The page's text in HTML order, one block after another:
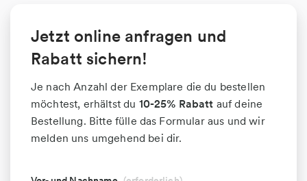
Jetzt online anfragen und
Rabatt sichern!
Je nach Anzahl der Exemplare die du bestellen
möchtest, erhältst du 10-25% Rabatt auf deine
Bestellung. Bitte fülle das Formular aus und wir
melden uns umgehend bei dir.